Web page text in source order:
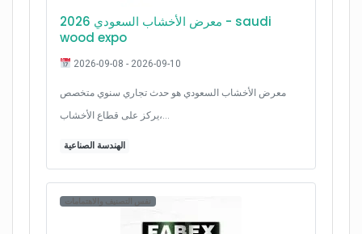
معرض الأخشاب السعودي 2026 - saudi
wood expo
2026-09-08 - 2026-09-10
معرض الأخشاب السعودي هو حدث تجاري سنوي متخصص
يركز على قطاع الأخشاب،…
الهندسة الصناعية
نفس التصنيف والاهتمامات